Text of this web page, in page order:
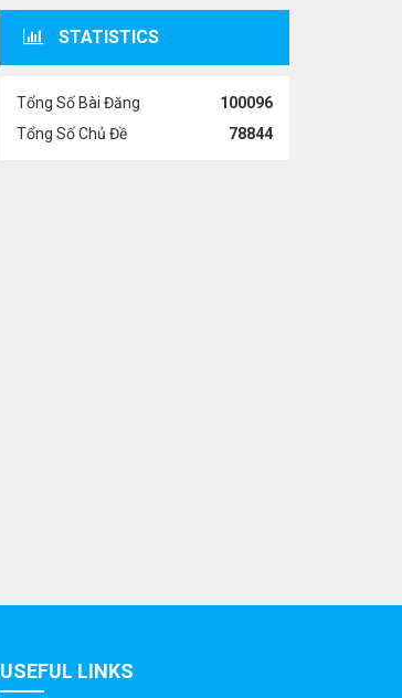
STATISTICS
Tổng Số Bài Đăng
100096
Tổng Số Chủ Đề
78844
USEFUL LINKS